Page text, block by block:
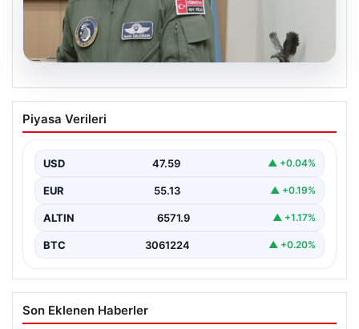
Rafet Dalkıran Kimdir? Türkiye’nin Yeni
Hava Kuvvetleri Komutanı Hakkında
Türkiye'nin askeri yönetiminde önemli bir yere sahip
Yüksek…
Piyasa Verileri
USD 47.59 ▲ +0.04%
EUR 55.13 ▲ +0.19%
ALTIN 6571.9 ▲ +1.17%
BTC 3061224 ▲ +0.20%
Son Eklenen Haberler